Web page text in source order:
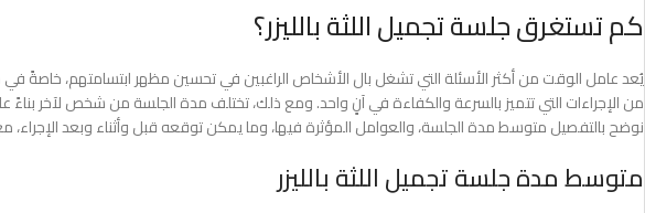
كم تستغرق جلسة تجميل اللثة بالليزر؟
يُعد عامل الوقت من أكثر الأسئلة التي تشغل بال الأشخاص الراغبين في تحسين مظهر ابتسامتهم، خاصةً في
من الإجراءات التي تتميز بالسرعة والكفاءة في آنٍ واحد. ومع ذلك، تختلف مدة الجلسة من شخص لآخر بناءً
نوضح بالتفصيل متوسط مدة الجلسة، والعوامل المؤثرة فيها، وما يمكن توقعه قبل وأثناء وبعد
متوسط مدة جلسة تجميل اللثة بالليزر